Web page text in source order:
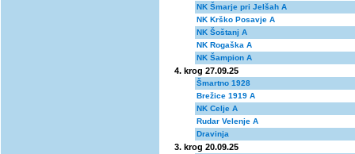
NK Šmarje pri Jelšah A
NK Krško Posavje A
NK Šoštanj A
NK Rogaška A
NK Šampion A
4. krog 27.09.25
Šmartno 1928
Brežice 1919 A
NK Celje A
Rudar Velenje A
Dravinja
3. krog 20.09.25